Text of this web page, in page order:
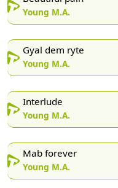
Young M.A.
Gyal dem ryte
Young M.A.
Interlude
Young M.A.
Mab forever
Young M.A.